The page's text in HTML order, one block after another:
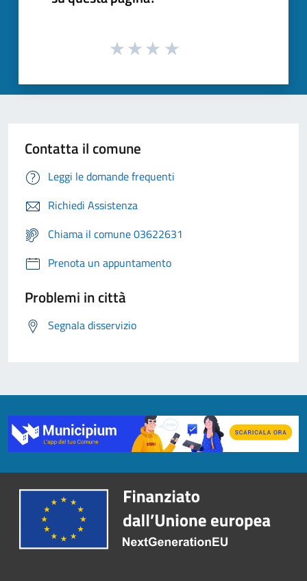
Contatta il comune
Leggi le domande frequenti
Richiedi Assistenza
Chiama il comune 03622631
Prenota un appuntamento
Problemi in città
Segnala disservizio